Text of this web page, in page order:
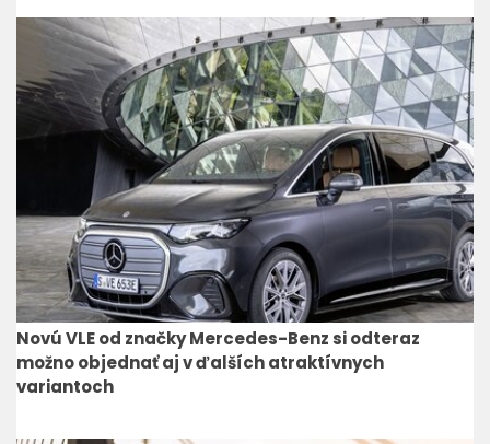
Novú VLE od značky Mercedes-Benz si odteraz
možno objednať aj v ďalších atraktívnych
variantoch